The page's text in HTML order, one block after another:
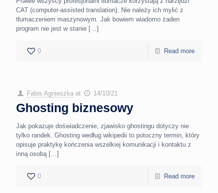
CAT (computer-assisted translation). Nie należy ich mylić z
tłumaczeniem maszynowym. Jak bowiem wiadomo żaden
program nie jest w stanie […]
0 Read more
Fabis Agnieszka at 14/10/21
Ghosting biznesowy
Jak pokazuje doświadczenie, zjawisko ghostingu dotyczy nie
tylko randek. Ghosting według wikipedii to potoczny termin, który
opisuje praktykę kończenia wszelkiej komunikacji i kontaktu z
inną osobą[…]
0 Read more